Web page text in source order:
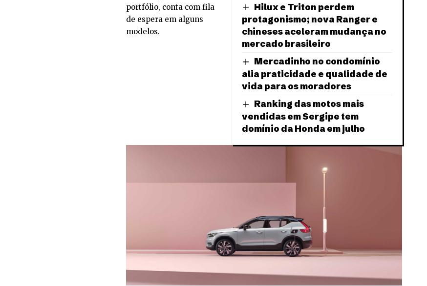
Hilux e Triton perdem
protagonismo; nova Ranger e
chineses aceleram mudança no
mercado brasileiro
Mercadinho no condomínio
alia praticidade e qualidade de
vida para os moradores
Ranking das motos mais
vendidas em Sergipe tem
domínio da Honda em julho
portfólio, conta com fila
de espera em alguns
modelos.